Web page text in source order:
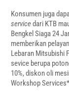
Konsumen juga
servicedari KTB
Bengkel Siaga 24
memberikan
Lebaran Mitsubishi
sevice berupa
10%, diskon oli
Workshop